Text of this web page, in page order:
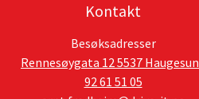
Kontakt
Besøksadresser
Rennesøygata 12 5537
92 61 51 05